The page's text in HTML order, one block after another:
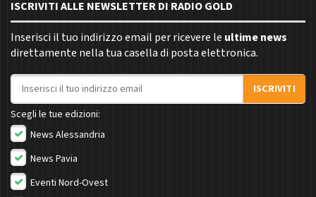
ISCRIVITI ALLE NEWSLETTER DI RADIO GOLD
Inserisci il tuo indirizzo email per ricevere le ultime news
direttamente nella tua casella di posta elettronica.
Indirizzo email
ISCRIVITI
Scegli le tue edizioni:
News Alessandria
News Pavia
Eventi Nord-Ovest